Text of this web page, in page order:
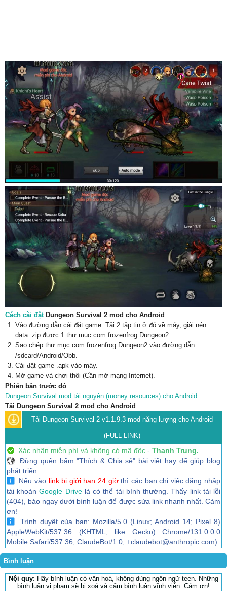
Cách cài đặtDungeon Survival 2 mod cho Android
Vào đường dẫn cài đặt game. Tải 2 tập tin ở đó về máy, giải nén
data .zip được 1 thư mục com.frozenfrog.Dungeon2.
Sao chép thư mục com.frozenfrog.Dungeon2 vào đường dẫn
/sdcard/Android/Obb.
Cài đặt game .apk vào máy.
Mở game và chơi thôi (Cần mở mạng Internet).
Phiên bản trước đó
Dungeon Survival mod tài nguyên (money resources) cho Android.
Tải Dungeon Survival 2 mod cho Android
Tải Dungeon Survival 2 v1.1.9.3 mod năng lượng cho Android
(FULL LINK)
Xác nhận miễn phí và không có mã độc - Thanh Trung.
Đừng quên bấm "Thích & Chia sẻ" bài viết hay để giúp blog
phát triển.
Nếu vào link bị giới hạn 24 giờthì các bạn chỉ việc đăng nhập
tài khoảnGoogle Drivelà có thể tải bình thường. Thấy link tải lỗi
(404), báo ngay dưới bình luận để được sửa link nhanh nhất. Cảm
ơn!
Trình duyệt của bạn: Mozilla/5.0 (Linux; Android 14; Pixel 8)
AppleWebKit/537.36 (KHTML, like Gecko) Chrome/131.0.0.0
Mobile Safari/537.36; ClaudeBot/1.0; +claudebot@anthropic.com)
Bình luận
Nội quy: Hãy bình luận có văn hoá, không dùng ngôn ngữ teen. Những
bình luận vi phạm sẽ bị xoá và cấm bình luận vĩnh viễn. Cám ơn!